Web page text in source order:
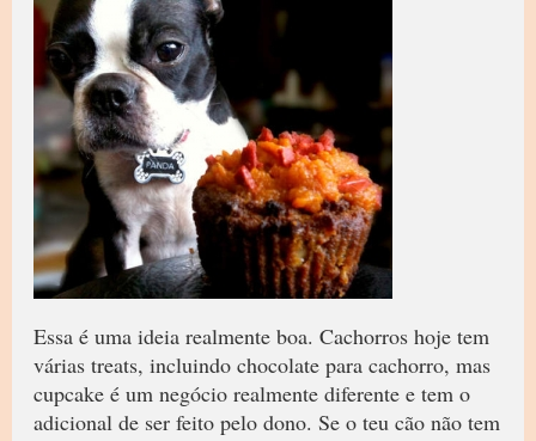
Essa é uma ideia realmente boa. Cachorros hoje tem
várias treats, incluindo chocolate para cachorro, mas
cupcake é um negócio realmente diferente e tem o
adicional de ser feito pelo dono. Se o teu cão não tem